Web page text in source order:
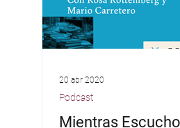
20 abr 2020
Podcast
Mientras